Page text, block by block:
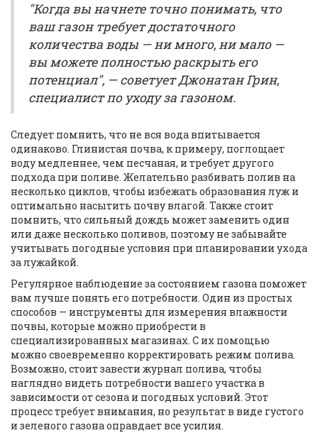
"Когда вы начнете точно понимать, что
ваш газон требует достаточного
количества воды — ни много, ни мало —
вы можете полностью раскрыть его
потенциал", — советует Джонатан Грин,
специалист по уходу за газоном.
Следует помнить, что не вся вода впитывается
одинаково. Глинистая почва, к примеру, поглощает
воду медленнее, чем песчаная, и требует другого
подхода при поливе. Желательно разбивать полив на
несколько циклов, чтобы избежать образования луж и
оптимально насытить почву влагой. Также стоит
помнить, что сильный дождь может заменить один
или даже несколько поливов, поэтому не забывайте
учитывать погодные условия при планировании ухода
за лужайкой.
Регулярное наблюдение за состоянием газона поможет
вам лучше понять его потребности. Один из простых
способов — инструменты для измерения влажности
почвы, которые можно приобрести в
специализированных магазинах. С их помощью
можно своевременно корректировать режим полива.
Возможно, стоит завести журнал полива, чтобы
наглядно видеть потребности вашего участка в
зависимости от сезона и погодных условий. Этот
процесс требует внимания, но результат в виде густого
и зеленого газона оправдает все усилия.